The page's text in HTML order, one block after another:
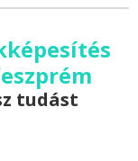
tudást